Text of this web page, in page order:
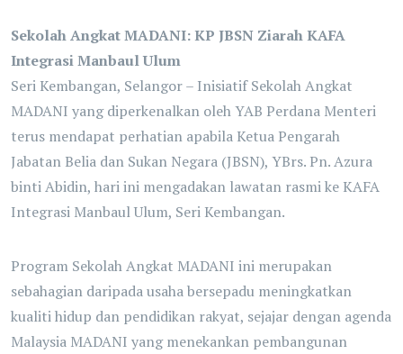
Sekolah Angkat MADANI: KP JBSN Ziarah KAFA
Integrasi Manbaul Ulum
Seri Kembangan, Selangor – Inisiatif Sekolah Angkat
MADANI yang diperkenalkan oleh YAB Perdana Menteri
terus mendapat perhatian apabila Ketua Pengarah
Jabatan Belia dan Sukan Negara (JBSN), YBrs. Pn. Azura
binti Abidin, hari ini mengadakan lawatan rasmi ke KAFA
Integrasi Manbaul Ulum, Seri Kembangan.
Program Sekolah Angkat MADANI ini merupakan
sebahagian daripada usaha bersepadu meningkatkan
kualiti hidup dan pendidikan rakyat, sejajar dengan agenda
Malaysia MADANI yang menekankan pembangunan